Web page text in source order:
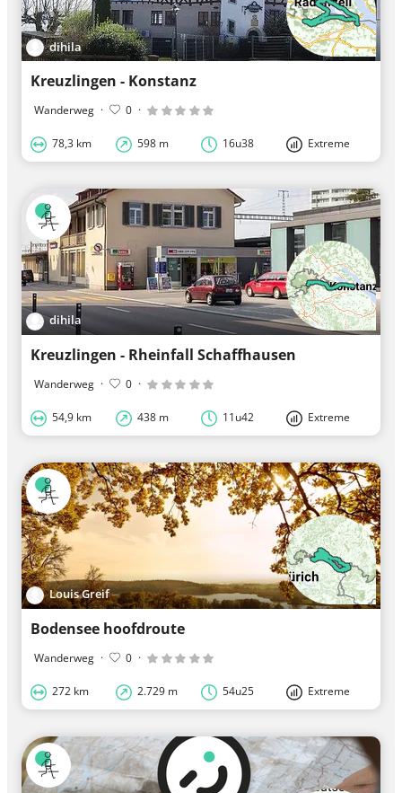
dihila
Kreuzlingen - Konstanz
Wanderweg · 0 ·
78,3 km 598 m 16u38 Extreme
dihila
Kreuzlingen - Rheinfall Schaffhausen
Wanderweg · 0 ·
54,9 km 438 m 11u42 Extreme
Louis Greif
Bodensee hoofdroute
Wanderweg · 0 ·
272 km 2.729 m 54u25 Extreme